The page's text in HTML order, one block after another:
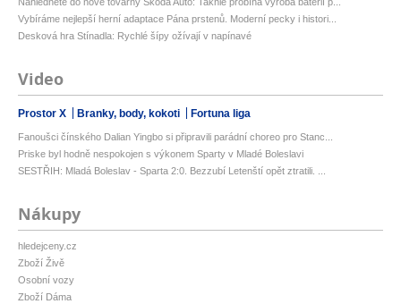
Vybíráme nejlepší herní adaptace Pána prstenů. Moderní pecky i histori...
Desková hra Stínadla: Rychlé šípy ožívají v napínavé
Video
Prostor X Branky, body, kokoti Fortuna liga
Fanoušci čínského Dalian Yingbo si připravili parádní choreo pro Stanc...
Priske byl hodně nespokojen s výkonem Sparty v Mladé Boleslavi
SESTŘIH: Mladá Boleslav - Sparta 2:0. Bezzubí Letenští opět ztratili. ...
Nákupy
hledejceny.cz
Zboží Živě
Osobní vozy
Zboží Dáma